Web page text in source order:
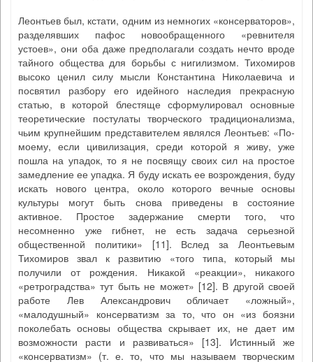
Леонтьев был, кстати, одним из немногих «консерваторов»,
разделявших пафос новообращенного «ревнителя
устоев», они оба даже предполагали создать нечто вроде
тайного общества для борьбы с нигилизмом. Тихомиров
высоко ценил силу мысли Константина Николаевича и
посвятил разбору его идейного наследия прекрасную
статью, в которой блестяще сформулировал основные
теоретические постулаты творческого традиционализма,
чьим крупнейшим представителем являлся Леонтьев: «По-
моему, если цивилизация, среди которой я живу, уже
пошла на упадок, то я не посвящу своих сил на простое
замедление ее упадка. Я буду искать ее возрождения, буду
искать нового центра, около которого вечные основы
культуры могут быть снова приведены в состояние
активное. Простое задержание смерти того, что
несомненно уже гибнет, не есть задача серьезной
общественной политики» [11]. Вслед за Леонтьевым
Тихомиров звал к развитию «того типа, который мы
получили от рождения. Никакой «реакции», никакого
«ретроградства» тут быть не может» [12]. В другой своей
работе Лев Александрович обличает «ложный»,
«малодушный» консерватизм за то, что он «из боязни
поколебать основы общества скрывает их, не дает им
возможности расти и развиваться» [13]. Истинный же
«консерватизм» (т. е. то, что мы называем творческим